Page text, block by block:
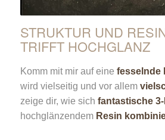
STRUKTUR UND
TRIFFT HOCHGLANZ
Komm mit mir auf eine fesselnde
wird vielseitig und vor allem
zeige dir, wie sich fantastische
hochglänzendem Resin